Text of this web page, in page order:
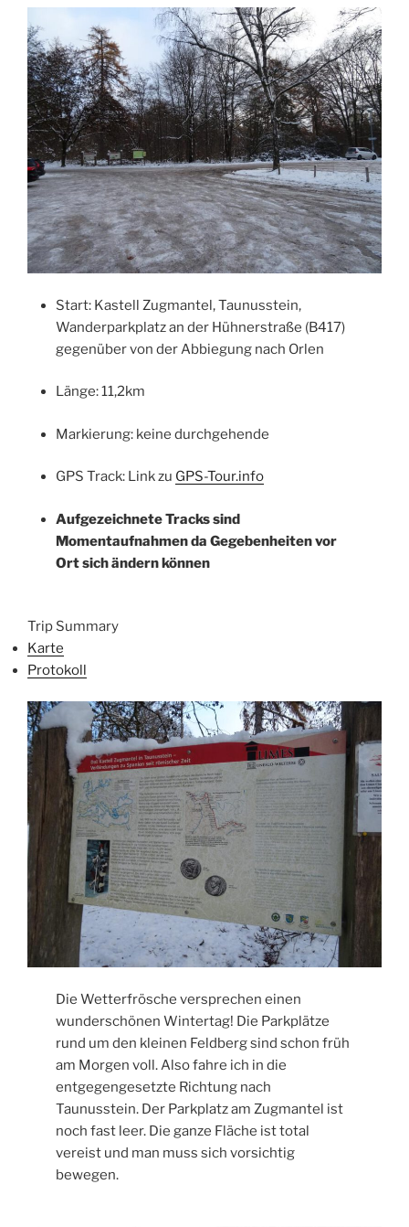
Start: Kastell Zugmantel, Taunusstein,
Wanderparkplatz an der Hühnerstraße (B417)
gegenüber von der Abbiegung nach Orlen
Länge: 11,2km
Markierung: keine durchgehende
GPS Track: Link zu GPS-Tour.info
Aufgezeichnete Tracks sind
Momentaufnahmen da Gegebenheiten vor
Ort sich ändern können
Trip Summary
Karte
Protokoll
Die Wetterfrösche versprechen einen
wunderschönen Wintertag! Die Parkplätze
rund um den kleinen Feldberg sind schon früh
am Morgen voll. Also fahre ich in die
entgegengesetzte Richtung nach
Taunusstein. Der Parkplatz am Zugmantel ist
noch fast leer. Die ganze Fläche ist total
vereist und man muss sich vorsichtig
bewegen.